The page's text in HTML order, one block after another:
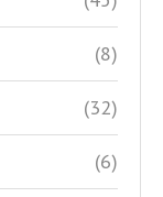
(8)
(32)
(6)